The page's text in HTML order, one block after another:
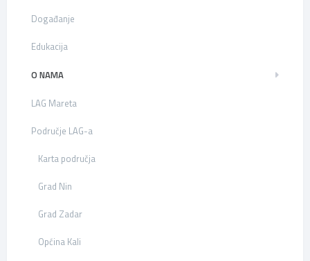
Događanje
Edukacija
O NAMA
LAG Mareta
Područje LAG-a
Karta područja
Grad Nin
Grad Zadar
Općina Kali